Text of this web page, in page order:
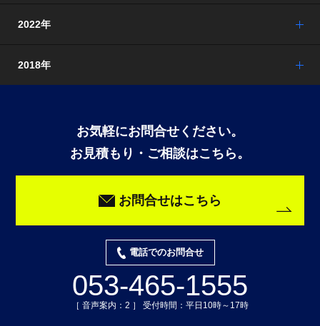
2022年
2018年
お気軽にお問合せください。
お見積もり・ご相談はこちら。
お問合せはこちら
電話でのお問合せ
053-465-1555
［ 音声案内：2 ］ 受付時間：平日10時～17時